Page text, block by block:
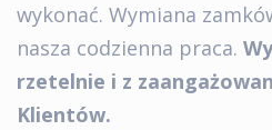
wykonać. Wymiana
nasza codzienna praca.
rzetelnie i z
Klientów.